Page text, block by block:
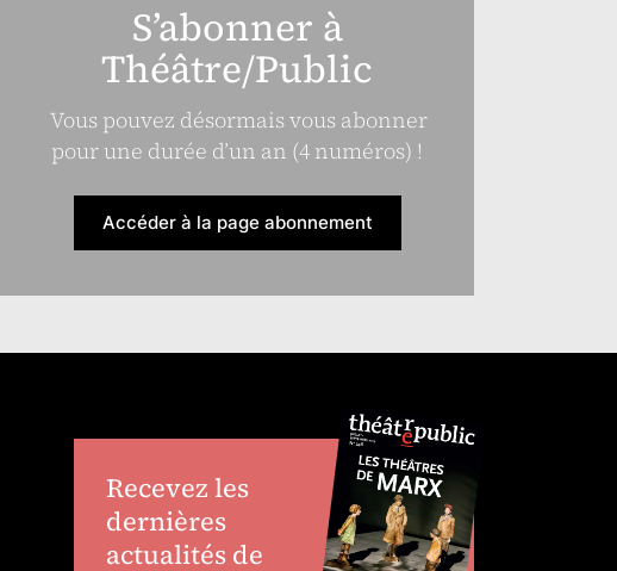
S’abonner à
Théâtre/Public
Vous pouvez désormais vous abonner
pour une durée d’un an (4 numéros) !
Accéder à la page abonnement
Recevez les
dernières
actualités de